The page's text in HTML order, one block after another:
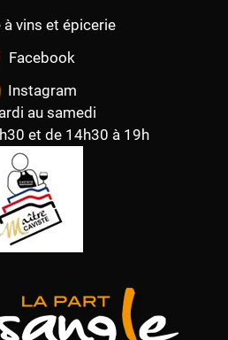
à vins et épicerie
Facebook
Instagram
au samedi
et de 14h30 à 19h